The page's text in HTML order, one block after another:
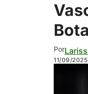
Por
11/09/2025